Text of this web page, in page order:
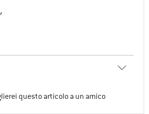
questo articolo a un amico